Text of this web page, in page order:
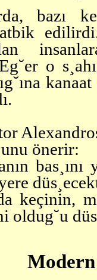
bazı
o
önerir:
keçinin,
oldug˘u